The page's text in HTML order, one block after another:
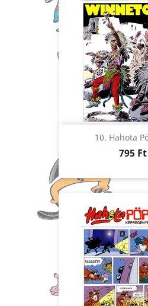
10. Hahota
Ár
795 Ft